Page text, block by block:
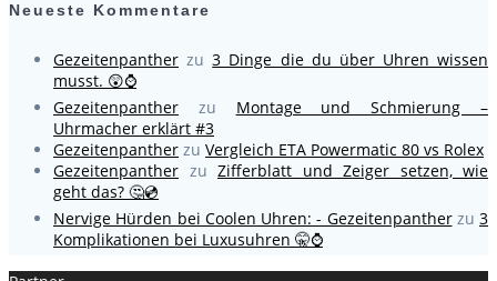
Neueste Kommentare
Gezeitenpanther zu3 Dinge die du über Uhren wissen
musst. 😲⌚
Gezeitenpanther zu Montage und Schmierung –
Uhrmacher erklärt #3
Gezeitenpanther zu Vergleich ETA Powermatic 80 vs Rolex
Gezeitenpanther zu Zifferblatt und Zeiger setzen, wie
geht das? 🤔💿
Nervige Hürden bei Coolen Uhren: - Gezeitenpantherzu 3
Komplikationen bei Luxusuhren 🤫⌚